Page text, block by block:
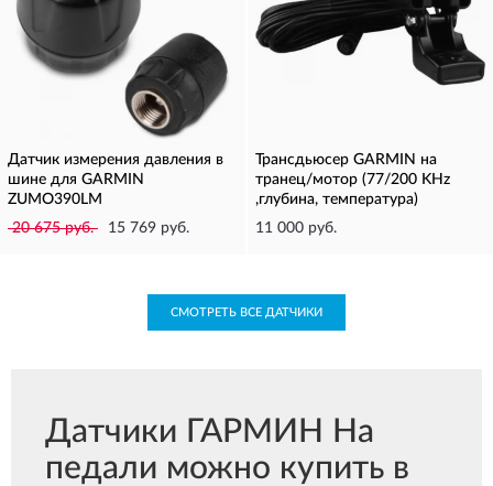
Датчик измерения давления в
шине для GARMIN
ZUMO390LM
20 675 руб.
15 769 руб.
Трансдьюсер GARMIN на
транец/мотор (77/200 KHz
,глубина, температура)
11 000 руб.
СМОТРЕТЬ ВСЕ ДАТЧИКИ
Датчики ГАРМИН На
педали можно купить в